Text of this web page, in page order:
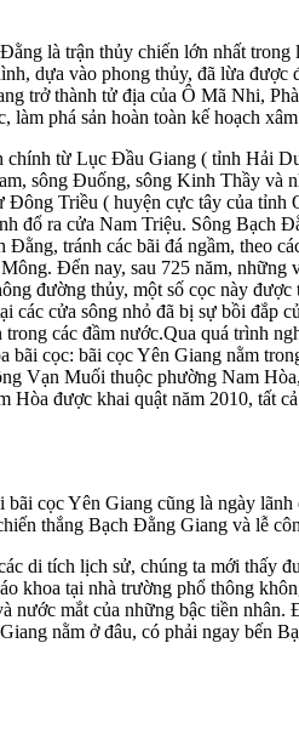
là trận thủy chiến lớn nhất
dựa vào phong thủy, đã lừa
trở thành tử địa của Ô Mã Nhi,
làm phá sản hoàn toàn kế hoạch
chính từ Lục Đầu Giang ( tỉnh Hải
sông Đuống, sông Kinh Thầy và
Đông Triều ( huyện cực tây của
đổ ra cửa Nam Triệu. Sông Bạch
tránh các bãi đá ngầm, theo
Đến nay, sau 725 năm, những
đường thủy, một số cọc này
các cửa sông nhỏ đã bị sự bồi đắp
trong các đầm nước.Qua quá trình
bãi cọc: bãi cọc Yên Giang nằm
Vạn Muối thuộc phường Nam
Hòa được khai quật năm 2010, tất
bãi cọc Yên Giang cũng là ngày
thắng Bạch Đằng Giang và lễ
di tích lịch sử, chúng ta mới thấy
khoa tại nhà trường phổ thông
nước mắt của những bậc tiền
nằm ở đâu, có phải ngay bến